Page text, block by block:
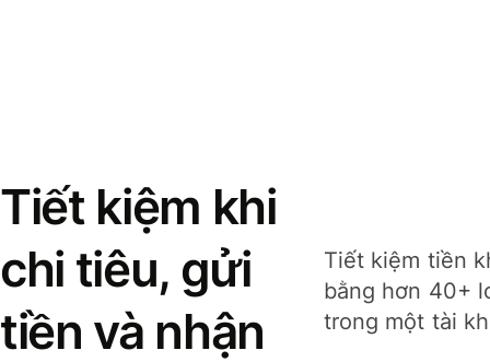
Tiết kiệm khi
chi tiêu, gửi
tiền và nhận
Tiết kiệm tiền
bằng hơn 40+
trong một tài